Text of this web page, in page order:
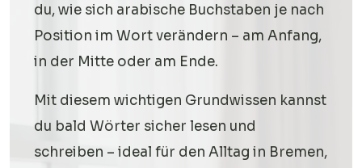
du, wie sich arabische Buchstaben je nach
Position im Wort verändern – am Anfang,
in der Mitte oder am Ende.
Mit diesem wichtigen Grundwissen kannst
du bald Wörter sicher lesen und
schreiben – ideal für den Alltag in Bremen,